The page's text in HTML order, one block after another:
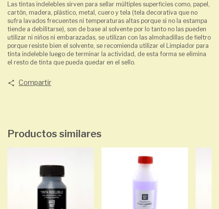
Las tintas indelebles sirven para sellar múltiples superficies como, papel,
cartón, madera, plástico, metal, cuero y tela (tela decorativa que no
sufra lavados frecuentes ni temperaturas altas porque si no la estampa
tiende a debilitarse), son de base al solvente por lo tanto no las pueden
utilizar ni niños ni embarazadas, se utilizan con las almohadillas de fieltro
porque resiste bien el solvente, se recomienda utilizar el Limpiador para
tinta indeleble luego de terminar la actividad, de esta forma se elimina
el resto de tinta que pueda quedar en el sello.
Compartir
Productos similares